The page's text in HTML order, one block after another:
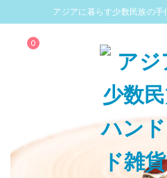
アジアに暮らす少数民族の
0